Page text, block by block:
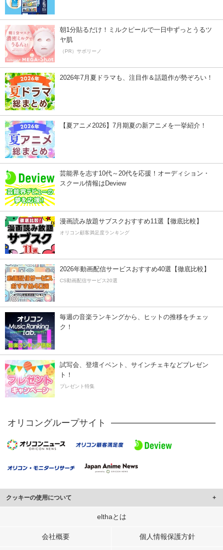
朝1分貼るだけ！ミルクピールで一日中ずっとうるツ
ヤ肌
（PR）サボリーノ
2026年7月夏ドラマも、注目作＆話題作が勢ぞろい！
【夏アニメ2026】7月期夏の新アニメを一挙紹介！
芸能界を志す10代～20代を応援！オーディション・
スクール情報はDeview
漫画読み放題サブスクおすすめ11選【徹底比較】
オリコン顧客満足度ランキング
2026年動画配信サービスおすすめ40選【徹底比較】
CS動画配信サービス20選
毎週の音楽ランキングから、ヒットの推移をチェッ
ク！
試写会、登壇イベント、サインチェキなどプレゼン
ト！
プレゼント特集
オリコングループサイト
クッキーの使用について
このサイトでは Cookie を使用して、ユーザーに合わせたコンテンツや広告の
行っています。
elthaとは
会社概要 個人情報保護方針